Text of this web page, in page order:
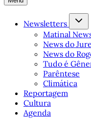
Newsletters
Matinal
News do
News do
Tudo é
Parêntese
Climática
Reportagem
Cultura
Agenda